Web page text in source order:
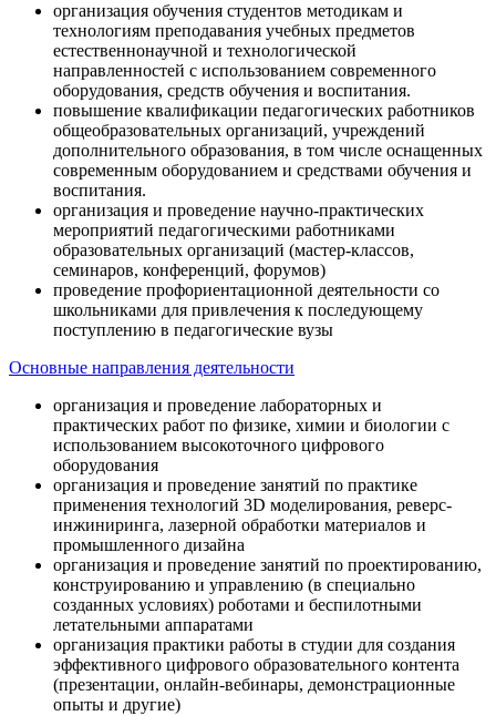
организация обучения студентов методикам и
технологиям преподавания учебных предметов
естественнонаучной и технологической
направленностей с использованием современного
оборудования, средств обучения и воспитания.
повышение квалификации педагогических работников
общеобразовательных организаций, учреждений
дополнительного образования, в том числе оснащенных
современным оборудованием и средствами обучения и
воспитания.
организация и проведение научно-практических
мероприятий педагогическими работниками
образовательных организаций (мастер-классов,
семинаров, конференций, форумов)
проведение профориентационной деятельности со
школьниками для привлечения к последующему
поступлению в педагогические вузы
Основные направления деятельности
организация и проведение лабораторных и
практических работ по физике, химии и биологии с
использованием высокоточного цифрового
оборудования
организация и проведение занятий по практике
применения технологий 3D моделирования, реверс-
инжиниринга, лазерной обработки материалов и
промышленного дизайна
организация и проведение занятий по проектированию,
конструированию и управлению (в специально
созданных условиях) роботами и беспилотными
летательными аппаратами
организация практики работы в студии для создания
эффективного цифрового образовательного контента
(презентации, онлайн-вебинары, демонстрационные
опыты и другие)